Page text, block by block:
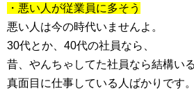
・悪い人が従業員に多そう
悪い人は今の時代いませんよ。
30代とか、40代の社員なら、
昔、やんちゃしてた社員なら結構い
真面目に仕事している人ばかりです。